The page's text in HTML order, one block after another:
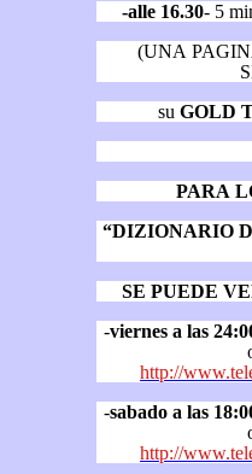
-alle 16.30 - 5
(UNA
su GOLD
PARA
“DIZIONARIO DEI
SE PUEDE
-viernes a las
http://
-sabado a las
http://